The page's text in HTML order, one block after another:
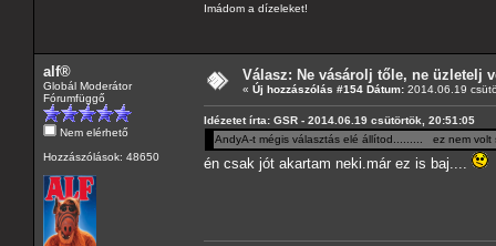
Imádom a dízeleket!
alf®
Globál Moderátor
Fórumfüggő
Nem elérhető
Hozzászólások: 48650
Válasz: Ne vásárolj tőle, ne üzletelj
« Új hozzászólás #154 Dátum: 2014.06.19
Idézetet írta: GSR - 2014.06.19 csütörtök, 20:51:05
AndyA-t mégis választás elé állítod......... ez nem volt
én csak jót akartam neki.már ez is baj....